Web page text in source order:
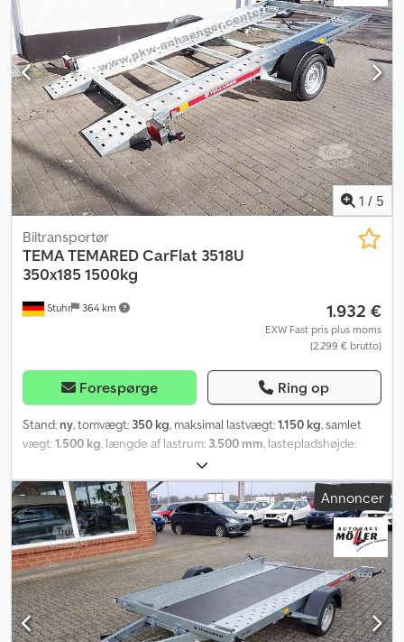
1 / 5
Stuhr 364 km
Biltransportør
TEMATEMARED CarFlat 3518U
350x185 1500kg
1.932 €
EXW Fast pris plus moms
(2.299 € brutto)
Forespørge Ring op
Stand: ny, tomvægt: 350 kg, maksimal lastvægt:1.150 kg, samlet
vægt:1.500 kg , længde af lastrum: 3.500 mm , lastepladshøjde:
195/50r13c
trailerproducenten TEMARED, model CAR FLAT 3518U 1500. En
kipbar autotransporttrailer velegnet til mindre køretøjer. Cjdpfeh
Ec T Uex Afmjha Standardudstyr til autotransporteren omfatter
kipfunktion med vægtforskydning, surringsøjer, støttehjul,
galvaniseret ramme og V-trækstang. Tekniske data for denne
trailer findes nedenfor. Til denne personbilstrailer til
autotransport kan du også få tilbehør som reserves hjul,
værktøjskasse, autosurringsbånd, surringsstropper og en
tyverisikring. --- Alle vores prisgunstige tilbud finder du også på
Annoncer